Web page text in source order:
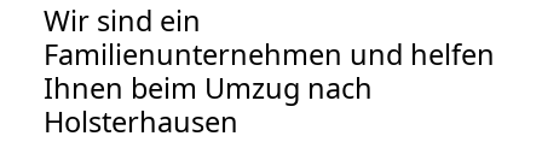
Wir sind ein
Familienunternehmen und helfen
Ihnen beim Umzug nach
Holsterhausen